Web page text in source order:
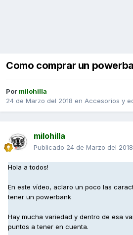
Como comprar un
Por milohilla
24 de Marzo del 2018 en Accesorios y
milohilla
Publicado 24 de Marzo del 2018
Hola a todos!
En este vídeo, aclaro un poco las
tener un powerbank
Hay mucha variedad y dentro de esa
puntos a tener en cuenta.